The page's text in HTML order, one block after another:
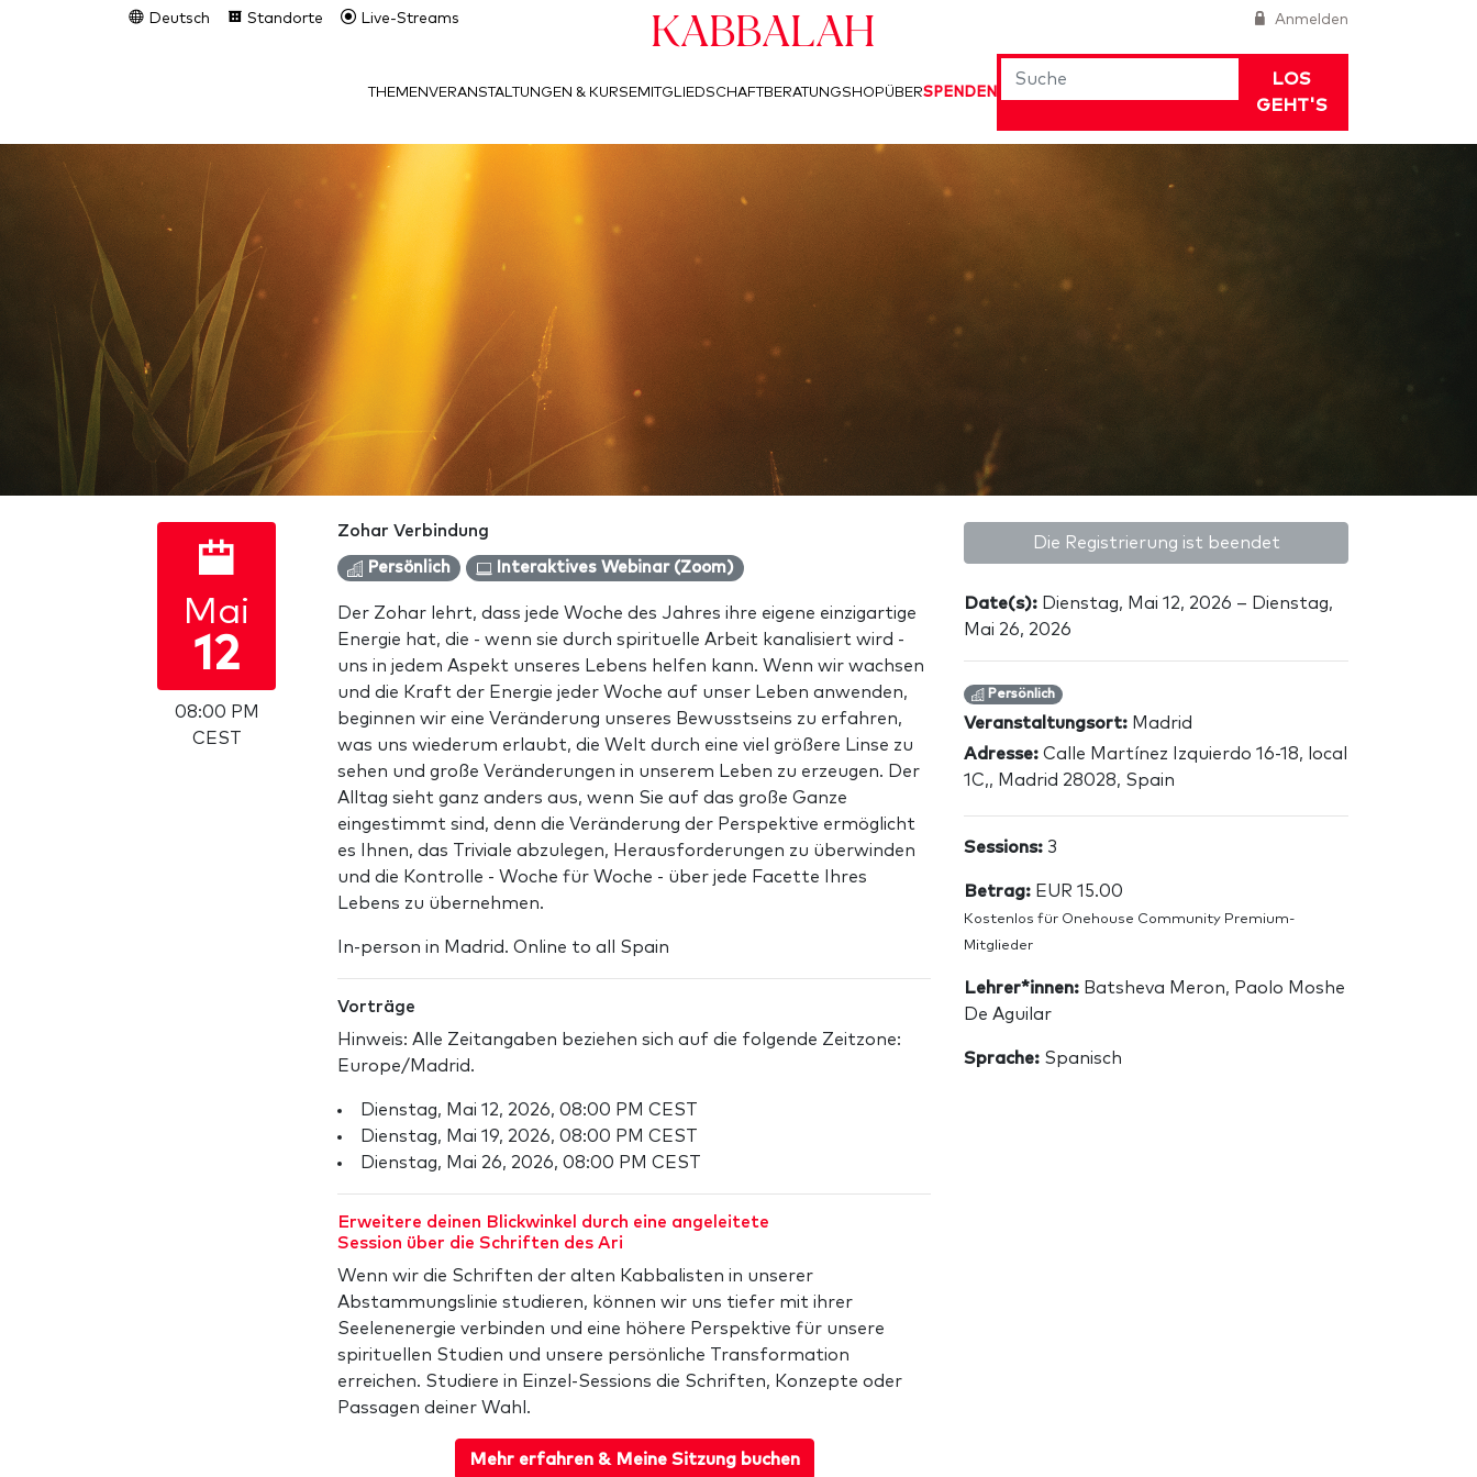
Anmelden
Deutsch Standorte Live-Streams Kabbalah
LOS
GEHT'S
THEMENVERANSTALTUNGEN & KURSEMITGLIEDSCHAFTBERATUNGSHOPÜBERSPENDEN
Mai
12
08:00 PM
CEST
Zohar Verbindung
Persönlich Interaktives Webinar (Zoom)
Der Zohar lehrt, dass jede Woche des Jahres ihre eigene einzigartige
Energie hat, die - wenn sie durch spirituelle Arbeit kanalisiert wird -
uns in jedem Aspekt unseres Lebens helfen kann. Wenn wir wachsen
und die Kraft der Energie jeder Woche auf unser Leben anwenden,
beginnen wir eine Veränderung unseres Bewusstseins zu erfahren,
was uns wiederum erlaubt, die Welt durch eine viel größere Linse zu
sehen und große Veränderungen in unserem Leben zu erzeugen. Der
Alltag sieht ganz anders aus, wenn Sie auf das große Ganze
eingestimmt sind, denn die Veränderung der Perspektive ermöglicht
es Ihnen, das Triviale abzulegen, Herausforderungen zu überwinden
und die Kontrolle - Woche für Woche - über jede Facette Ihres
Lebens zu übernehmen.
In-person in Madrid. Online to all Spain
Vorträge
Hinweis: Alle Zeitangaben beziehen sich auf die folgende Zeitzone:
Europe/Madrid.
Dienstag, Mai 12, 2026, 08:00 PM CEST
Dienstag, Mai 19, 2026, 08:00 PM CEST
Dienstag, Mai 26, 2026, 08:00 PM CEST
Erweitere deinen Blickwinkel durch eine angeleitete
Session über die Schriften des Ari
Wenn wir die Schriften der alten Kabbalisten in unserer
Abstammungslinie studieren, können wir uns tiefer mit ihrer
Seelenenergie verbinden und eine höhere Perspektive für unsere
spirituellen Studien und unsere persönliche Transformation
erreichen. Studiere in Einzel-Sessions die Schriften, Konzepte oder
Passagen deiner Wahl.
Mehr erfahren & Meine Sitzung buchen
Die Registrierung ist beendet
Date(s): Dienstag, Mai 12, 2026 – Dienstag,
Mai 26, 2026
Persönlich
Veranstaltungsort: Madrid
Adresse: Calle Martínez Izquierdo 16-18, local
1C,, Madrid 28028, Spain
Sessions: 3
Betrag: EUR 15.00
Kostenlos für Onehouse Community Premium-
Mitglieder
Lehrer*innen: Batsheva Meron, Paolo Moshe
De Aguilar
Sprache: Spanisch